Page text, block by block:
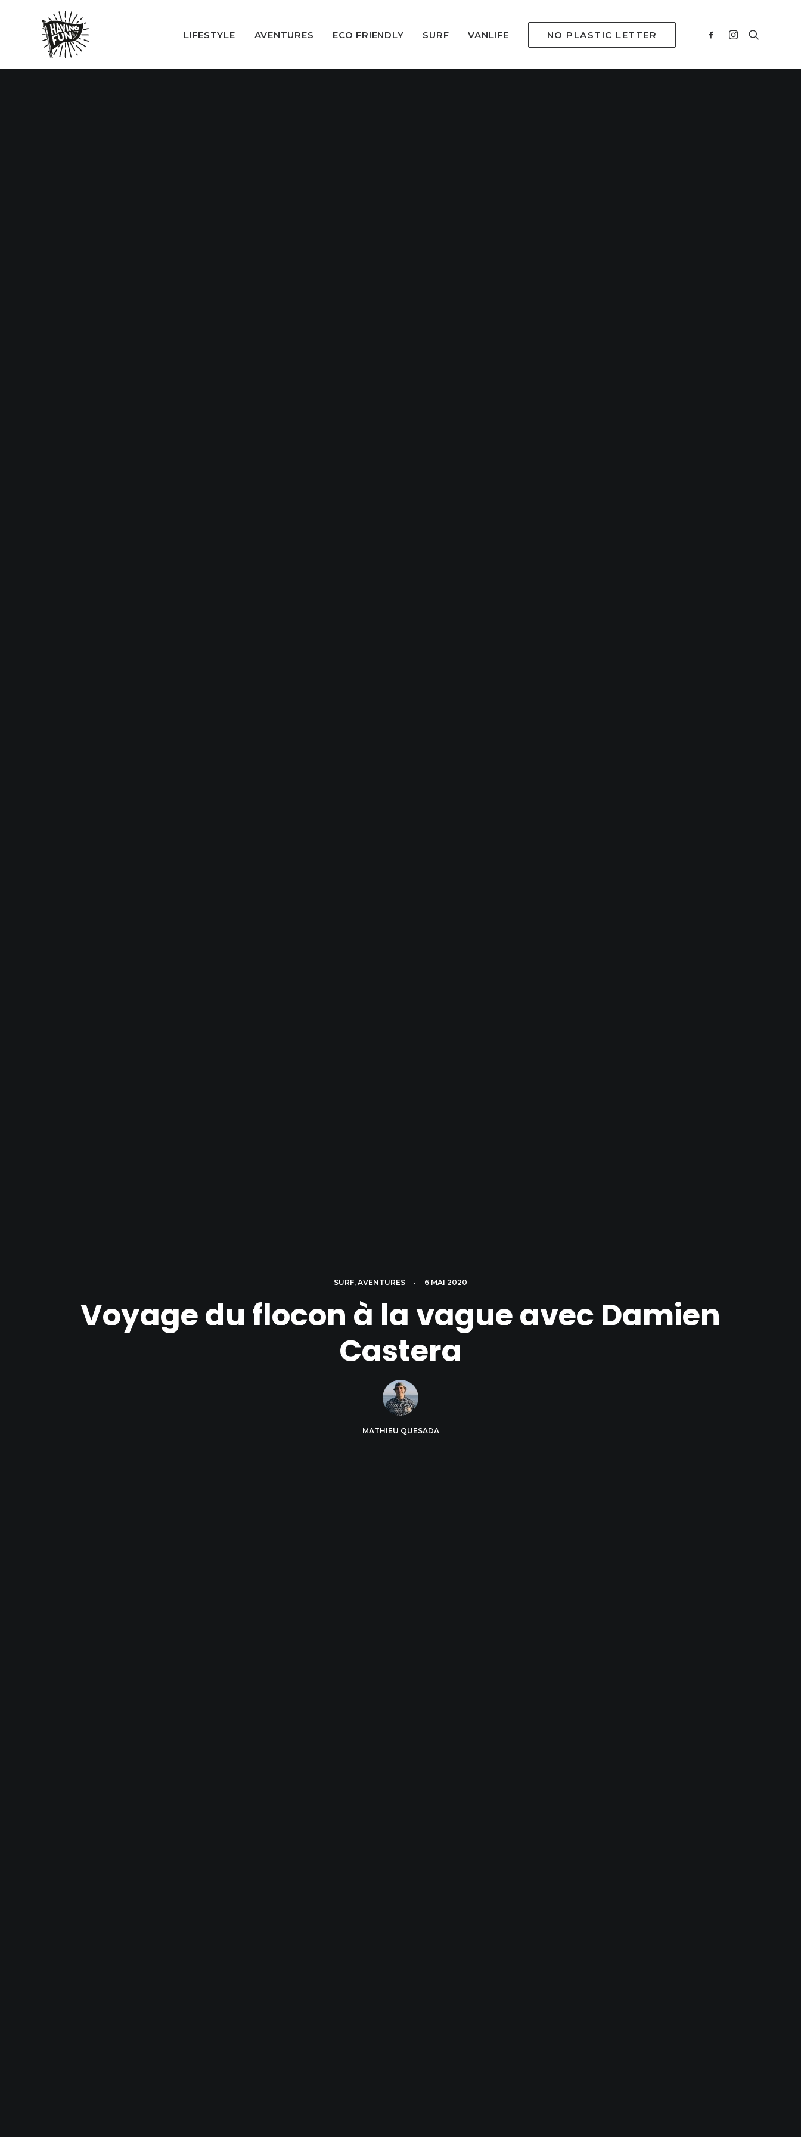
LIFESTYLE AVENTURES ECO FRIENDLY SURF VANLIFE NO PLASTIC LETTER
SURF,AVENTURES • 6 MAI 2020
Voyage du flocon à la vague avec Damien
Castera
MATHIEU QUESADA